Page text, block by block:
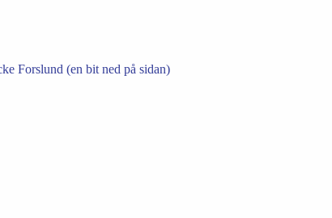
Forslund (en bit ned på sidan)